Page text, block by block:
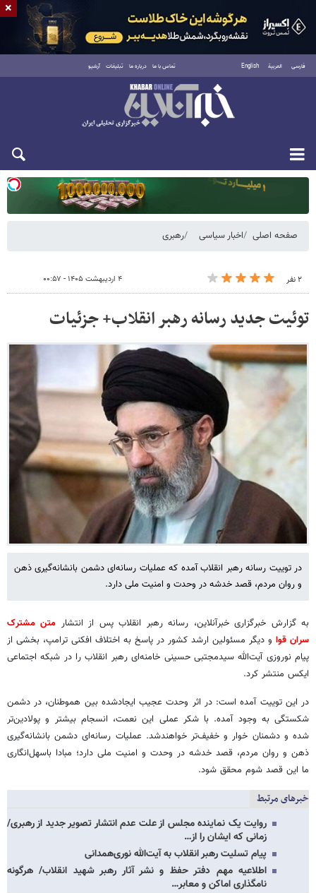
فارسی العربية English تماس با ما درباره ما تبلیغات آرشیو
یکشنبه ۱۸ مرداد ۱۴۰۵
صفحه اصلی اخبار سیاسی رهبری
۲ نفر ۴ اردیبهشت ۱۴۰۵ - ۰۰:۵۷
توئیت جدید رسانه رهبر انقلاب+ جزئیات
در توییت رسانه رهبر انقلاب آمده که عملیات رسانه‌ای دشمن بانشانه‌گیری ذهن
و روان مردم، قصد خدشه در وحدت و امنیت ملی دارد.
به گزارش خبرگزاری خبرآنلاین، رسانه رهبر انقلاب پس از انتشار متن مشترک
سران قوا و دیگر مسئولین ارشد کشور در پاسخ به اختلاف افکنی ترامپ، بخشی از
پیام نوروزی آیت‌الله سیدمجتبی حسینی خامنه‌ای رهبر انقلاب را در شبکه اجتماعی
ایکس منتشر کرد.
در این توییت آمده است: در اثر وحدت عجیب ایجادشده بین هموطنان، در دشمن
شکستگی به وجود آمده. با شکر عملی این نعمت، انسجام بیشتر و پولادین‌تر
شده و دشمنان خوار و خفیف‌تر خواهندشد. عملیات رسانه‌ای دشمن بانشانه‌گیری
ذهن و روان مردم، قصد خدشه در وحدت و امنیت ملی دارد؛ مبادا باسهل‌انگاری
ما این قصد شوم محقق شود.
خبرهای مرتبط
روایت یک نماینده مجلس از علت عدم انتشار تصویر جدید از رهبری/
زمانی که ایشان را از…
پیام تسلیت رهبر انقلاب به آیت‌الله نوری‌همدانی
اطلاعیه‌ مهم دفتر حفظ و نشر آثار رهبر شهید انقلاب/ هرگونه
نامگذاری اماکن و معابر…
×